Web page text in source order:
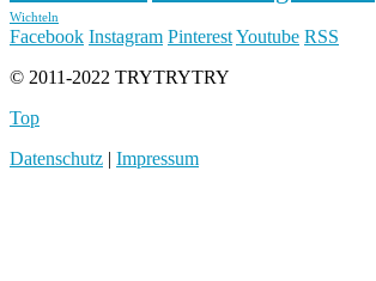
Wichteln
Facebook Instagram PinterestYoutube RSS
© 2011-2022 TRYTRYTRY
Top
Datenschutz | Impressum